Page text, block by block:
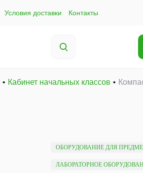
Условия доставки Контакты
Кабинет начальных классов
ОБОРУДОВАНИЕ ДЛЯ
ЛАБОРАТОРНОЕ